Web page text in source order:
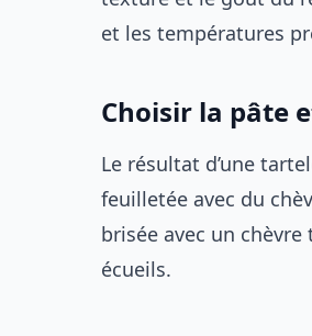
et les températures
Choisir la pâte
Le résultat d’une
feuilletée avec du
brisée avec un
écueils.